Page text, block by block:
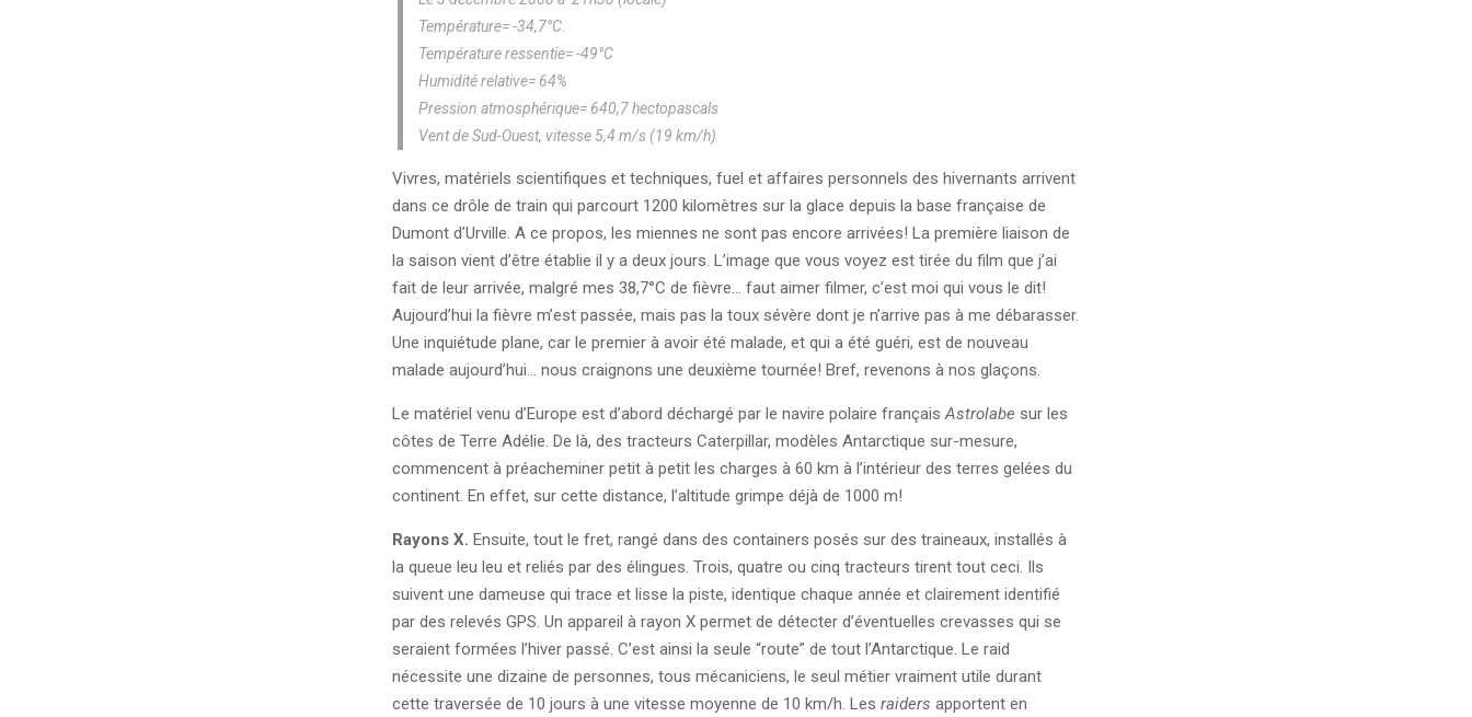
Température= -34,7°C.
Température ressentie= -49°C
Humidité relative= 64%
Pression atmosphérique= 640,7 hectopascals
Vent de Sud-Ouest, vitesse 5,4 m/s (19 km/h)
Vivres, matériels scientifiques et techniques, fuel et affaires personnels des hivernants arrivent
dans ce drôle de train qui parcourt 1200 kilomètres sur la glace depuis la base française de
Dumont d’Urville. A ce propos, les miennes ne sont pas encore arrivées! La première liaison de
la saison vient d’être établie il y a deux jours. L’image que vous voyez est tirée du film que j’ai
fait de leur arrivée, malgré mes 38,7°C de fièvre… faut aimer filmer, c’est moi qui vous le dit!
Aujourd’hui la fièvre m’est passée, mais pas la toux sévère dont je n’arrive pas à me débarasser.
Une inquiétude plane, car le premier à avoir été malade, et qui a été guéri, est de nouveau
malade aujourd’hui… nous craignons une deuxième tournée! Bref, revenons à nos glaçons.
Le matériel venu d’Europe est d’abord déchargé par le navire polaire françaisAstrolabe sur les
côtes de Terre Adélie. De là, des tracteurs Caterpillar, modèles Antarctique sur-mesure,
commencent à préacheminer petit à petit les charges à 60 km à l’intérieur des terres gelées du
continent. En effet, sur cette distance, l’altitude grimpe déjà de 1000 m!
Rayons X. Ensuite, tout le fret, rangé dans des containers posés sur des traineaux, installés à
la queue leu leu et reliés par des élingues. Trois, quatre ou cinq tracteurs tirent tout ceci. Ils
suivent une dameuse qui trace et lisse la piste, identique chaque année et clairement identifié
par des relevés GPS. Un appareil à rayon X permet de détecter d’éventuelles crevasses qui se
seraient formées l’hiver passé. C’est ainsi la seule “route” de tout l’Antarctique. Le raid
nécessite une dizaine de personnes, tous mécaniciens, le seul métier vraiment utile durant
cette traversée de 10 jours à une vitesse moyenne de 10 km/h. Les raiders apportent en